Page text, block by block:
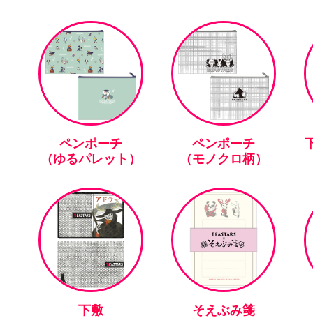
ペンポーチ
（ゆるパレット）
ペンポーチ
（モノクロ柄）
下敷
そえぶみ箋